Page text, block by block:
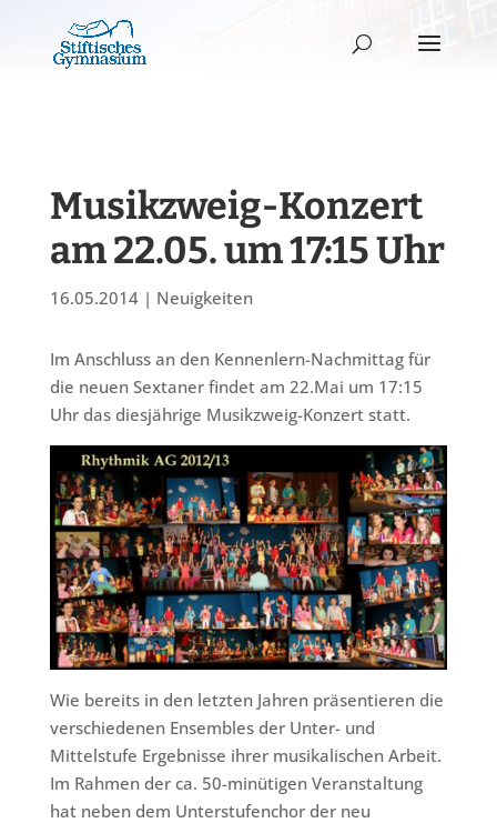
Musikzweig-Konzert
am 22.05. um 17:15 Uhr
16.05.2014| Neuigkeiten
Im Anschluss an den Kennenlern-Nachmittag für
die neuen Sextaner findet am 22.Mai um 17:15
Uhr das diesjährige Musikzweig-Konzert statt.
Wie bereits in den letzten Jahren präsentieren die
verschiedenen Ensembles der Unter- und
Mittelstufe Ergebnisse ihrer musikalischen Arbeit.
Im Rahmen der ca. 50-minütigen Veranstaltung
hat neben dem Unterstufenchor der neu